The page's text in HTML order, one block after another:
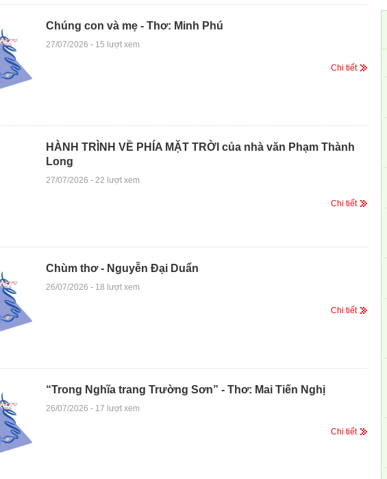
Chúng con và mẹ - Thơ: Minh Phú
27/07/2026 - 15 lượt xem
Chi tiết
HÀNH TRÌNH VỀ PHÍA MẶT TRỜI của nhà văn Phạm Thành
Long
27/07/2026 - 22 lượt xem
Chi tiết
Chùm thơ - Nguyễn Đại Duẩn
26/07/2026 - 18 lượt xem
Chi tiết
“Trong Nghĩa trang Trường Sơn” - Thơ: Mai Tiến Nghị
26/07/2026 - 17 lượt xem
Chi tiết